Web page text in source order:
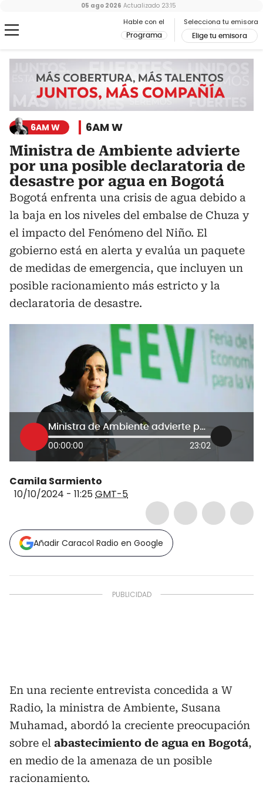
Hable con el
Programa
Selecciona tu emisora
Elige tu emisora
05 ago 2026 Actualizado 23:15
6AM W 6AM W
Ministra de Ambiente advierte
por una posible declaratoria de
desastre por agua en Bogotá
Bogotá enfrenta una crisis de agua debido a
la baja en los niveles del embalse de Chuza y
el impacto del Fenómeno del Niño. El
gobierno está en alerta y evalúa un paquete
de medidas de emergencia, que incluyen un
posible racionamiento más estricto y la
declaratoria de desastre.
Ministra de Ambiente advierte por una posible declaratoria de desastre por agua en Bogotá
00:00:00 23:02
Camila Sarmiento
10/10/2024 - 11:25GMT-5
Añadir Caracol Radio en Google
En una reciente entrevista concedida a W
Radio, la ministra de Ambiente, Susana
Muhamad, abordó la creciente preocupación
sobre el abastecimiento de agua en Bogotá,
en medio de la amenaza de un posible
racionamiento.